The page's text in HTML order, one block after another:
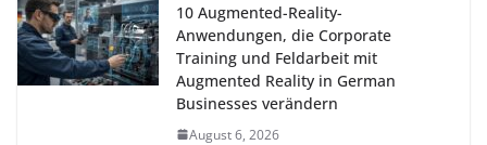
10 Augmented-Reality-
Anwendungen, die Corporate
Training und Feldarbeit mit
Augmented Reality in German
Businesses verändern
August 6, 2026